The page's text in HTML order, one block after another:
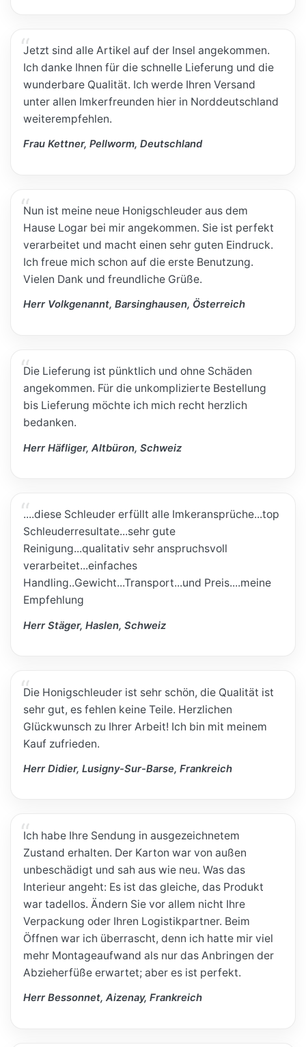
Jetzt sind alle Artikel auf der Insel angekommen.
Ich danke Ihnen für die schnelle Lieferung und die
wunderbare Qualität. Ich werde Ihren Versand
unter allen Imkerfreunden hier in Norddeutschland
weiterempfehlen.
Frau Kettner, Pellworm, Deutschland
Nun ist meine neue Honigschleuder aus dem
Hause Logar bei mir angekommen. Sie ist perfekt
verarbeitet und macht einen sehr guten Eindruck.
Ich freue mich schon auf die erste Benutzung.
Vielen Dank und freundliche Grüße.
Herr Volkgenannt, Barsinghausen, Österreich
Die Lieferung ist pünktlich und ohne Schäden
angekommen. Für die unkomplizierte Bestellung
bis Lieferung möchte ich mich recht herzlich
bedanken.
Herr Häfliger, Altbüron, Schweiz
....diese Schleuder erfüllt alle Imkeransprüche...top
Schleuderresultate...sehr gute
Reinigung...qualitativ sehr anspruchsvoll
verarbeitet...einfaches
Handling..Gewicht...Transport...und Preis....meine
Empfehlung
Herr Stäger, Haslen, Schweiz
Die Honigschleuder ist sehr schön, die Qualität ist
sehr gut, es fehlen keine Teile. Herzlichen
Glückwunsch zu Ihrer Arbeit! Ich bin mit meinem
Kauf zufrieden.
Herr Didier, Lusigny-Sur-Barse, Frankreich
Ich habe Ihre Sendung in ausgezeichnetem
Zustand erhalten. Der Karton war von außen
unbeschädigt und sah aus wie neu. Was das
Interieur angeht: Es ist das gleiche, das Produkt
war tadellos. Ändern Sie vor allem nicht Ihre
Verpackung oder Ihren Logistikpartner. Beim
Öffnen war ich überrascht, denn ich hatte mir viel
mehr Montageaufwand als nur das Anbringen der
Abzieherfüße erwartet; aber es ist perfekt.
Herr Bessonnet, Aizenay, Frankreich